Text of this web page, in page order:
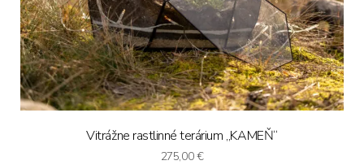
Vitrážne rastlinné terárium „KAMEŇ“
275,00€